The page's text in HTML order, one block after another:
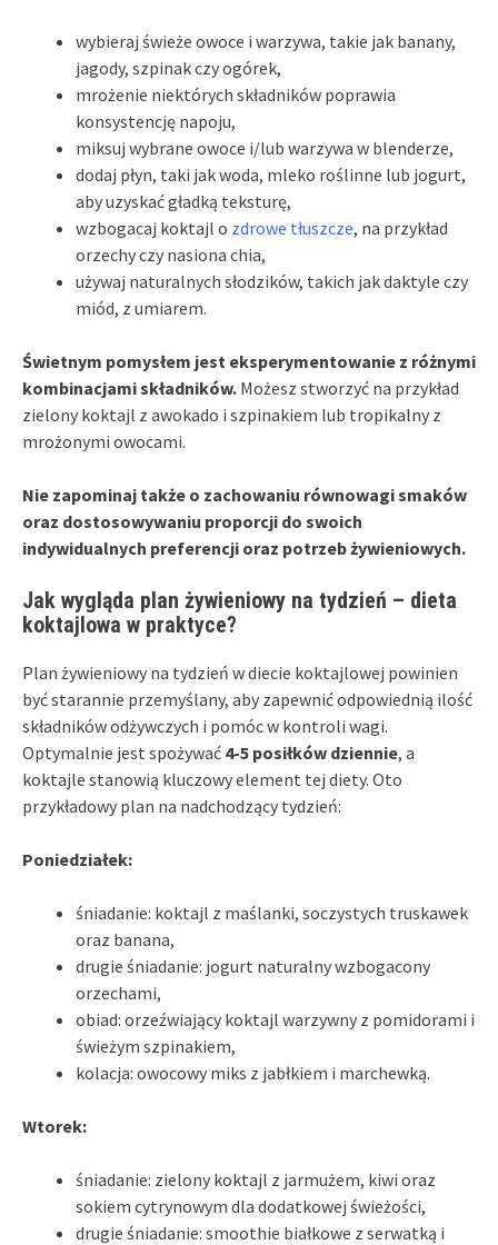
wybieraj świeże owoce i warzywa, takie jak banany,
jagody, szpinak czy ogórek,
mrożenie niektórych składników poprawia
konsystencję napoju,
miksuj wybrane owoce i/lub warzywa w blenderze,
dodaj płyn, taki jak woda, mleko roślinne lub jogurt,
aby uzyskać gładką teksturę,
wzbogacaj koktajl o zdrowe tłuszcze, na przykład
orzechy czy nasiona chia,
używaj naturalnych słodzików, takich jak daktyle czy
miód, z umiarem.
Świetnym pomysłem jest eksperymentowanie z różnymi
kombinacjami składników. Możesz stworzyć na przykład
zielony koktajl z awokado i szpinakiem lub tropikalny z
mrożonymi owocami.
Nie zapominaj także o zachowaniu równowagi smaków
oraz dostosowywaniu proporcji do swoich
indywidualnych preferencji oraz potrzeb żywieniowych.
Jak wygląda plan żywieniowy na tydzień – dieta
koktajlowa w praktyce?
Plan żywieniowy na tydzień w diecie koktajlowej powinien
być starannie przemyślany, aby zapewnić odpowiednią ilość
składników odżywczych i pomóc w kontroli wagi.
Optymalnie jest spożywać 4-5 posiłków dziennie, a
koktajle stanowią kluczowy element tej diety. Oto
przykładowy plan na nadchodzący tydzień:
Poniedziałek:
śniadanie: koktajl z maślanki, soczystych truskawek
oraz banana,
drugie śniadanie: jogurt naturalny wzbogacony
orzechami,
obiad: orzeźwiający koktajl warzywny z pomidorami i
świeżym szpinakiem,
kolacja: owocowy miks z jabłkiem i marchewką.
Wtorek:
śniadanie: zielony koktajl z jarmużem, kiwi oraz
sokiem cytrynowym dla dodatkowej świeżości,
drugie śniadanie: smoothie białkowe z serwatką i